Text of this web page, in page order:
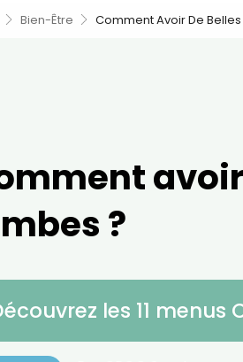
Bien-Être Comment Avoir De
?
les 11 menus